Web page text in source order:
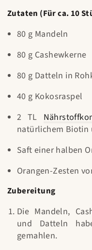
Zutaten (Für ca. 10
80 g Mandeln
80 g Cashewkerne
80 g Datteln in
40 g Kokosraspel
2 TL
natürlichem Biotin
Saft einer halben
Orangen-Zesten
Zubereitung
Die Mandeln,
und Datteln
gemahlen.